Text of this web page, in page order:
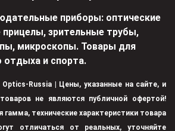
приборы: оптические
зрительные трубы,
микроскопы. Товары для
отдыха и спорта.
Russia | Цены, указанные на сайте, и
не являются публичной офертой!
гамма, технические характеристики товара
отличаться от реальных, уточняйте